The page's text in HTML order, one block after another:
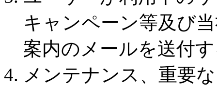
キャンペーン等及び
案内のメールを送付
メンテナンス、重要